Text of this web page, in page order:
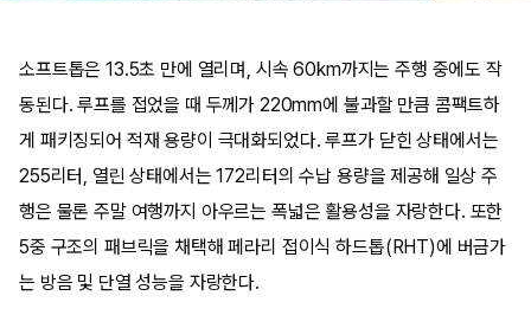
소프트톱은 13.5초 만에 열리며, 시속 60km까지는 주행 중에도 작
동된다. 루프를 접었을 때 두께가 220mm에 불과할 만큼 콤팩트하
게 패키징되어 적재 용량이 극대화되었다. 루프가 닫힌 상태에서는
255리터, 열린 상태에서는 172리터의 수납 용량을 제공해 일상 주
행은 물론 주말 여행까지 아우르는 폭넓은 활용성을 자랑한다. 또한
5중 구조의 패브릭을 채택해 페라리 접이식 하드톱(RHT)에 버금가
는 방음 및 단열 성능을 자랑한다.